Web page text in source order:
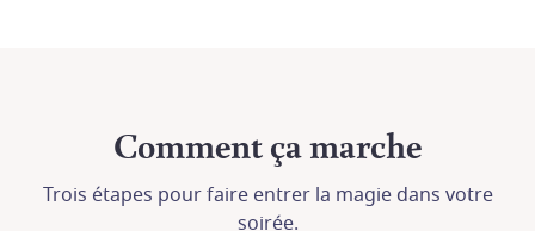
Comment ça marche
Trois étapes pour faire entrer la magie dans votre
soirée.